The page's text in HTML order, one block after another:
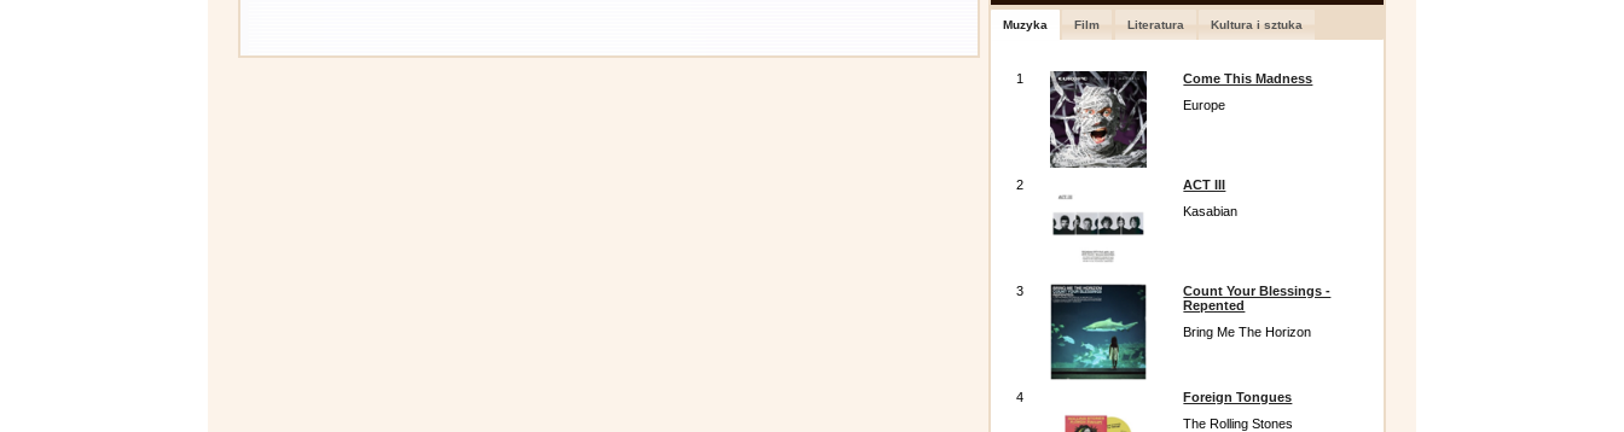
Muzyka Film Literatura Kultura i sztuka
1
Come This Madness
Europe
2
ACT III
Kasabian
3
Count Your Blessings -
Repented
Bring Me The Horizon
4
Foreign Tongues
The Rolling Stones